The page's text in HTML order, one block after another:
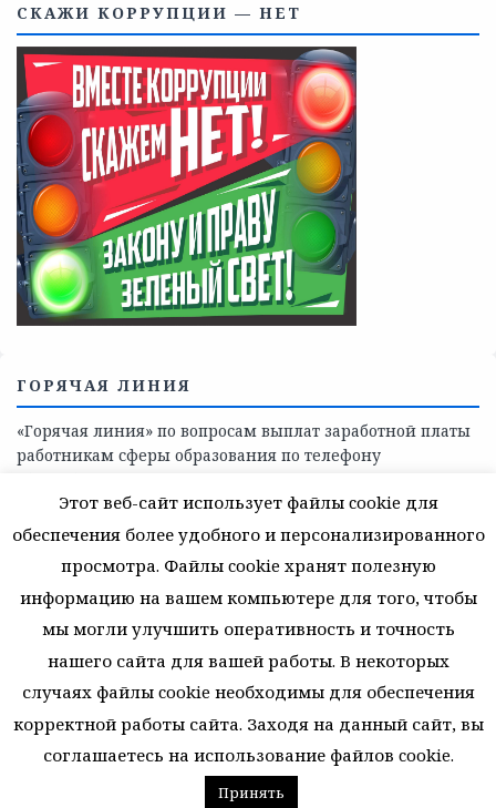
Телефоны учреждений, оказывающих меры социальной
поддержки, медицинскую, социально-психологическую
помощь детям и взрослым лицам Ленинградской
области
СКАЖИ КОРРУПЦИИ — НЕТ
ГОРЯЧАЯ ЛИНИЯ
Этот веб-сайт использует файлы cookie для
обеспечения более удобного и персонализированного
просмотра. Файлы cookie хранят полезную
информацию на вашем компьютере для того, чтобы
мы могли улучшить оперативность и точность
нашего сайта для вашей работы. В некоторых
случаях файлы cookie необходимы для обеспечения
корректной работы сайта. Заходя на данный сайт, вы
соглашаетесь на использование файлов cookie.
Принять